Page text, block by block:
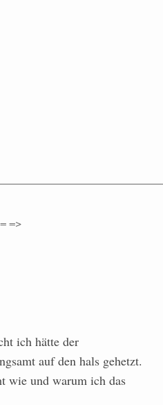
=>
ich hätte der
auf den hals gehetzt.
wie und warum ich das